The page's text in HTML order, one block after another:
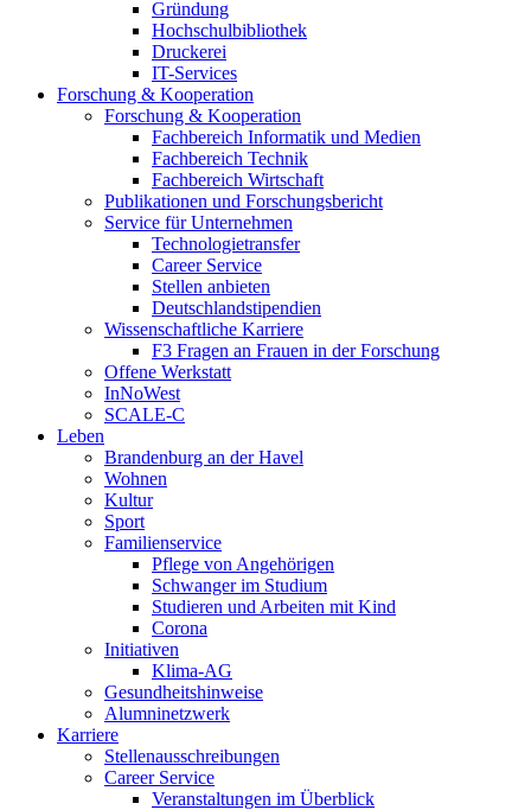
Gründung
Hochschulbibliothek
Druckerei
IT-Services
Forschung & Kooperation
Forschung & Kooperation
Fachbereich Informatik und Medien
Fachbereich Technik
Fachbereich Wirtschaft
Publikationen und Forschungsbericht
Service für Unternehmen
Technologietransfer
Career Service
Stellen anbieten
Deutschlandstipendien
Wissenschaftliche Karriere
F3 Fragen an Frauen in der Forschung
Offene Werkstatt
InNoWest
SCALE-C
Leben
Brandenburg an der Havel
Wohnen
Kultur
Sport
Familienservice
Pflege von Angehörigen
Schwanger im Studium
Studieren und Arbeiten mit Kind
Corona
Initiativen
Klima-AG
Gesundheitshinweise
Alumninetzwerk
Karriere
Stellenausschreibungen
Career Service
Veranstaltungen im Überblick